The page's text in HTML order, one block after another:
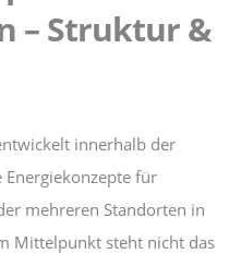
– Struktur &
innerhalb der
Energiekonzepte für
mehreren Standorten in
Mittelpunkt steht nicht das